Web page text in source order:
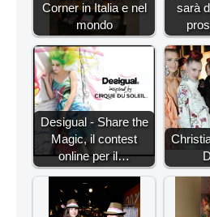
Corner in Italia e nel
mondo
sarà
Desigual - Share the
Magic, il contest
online per il…